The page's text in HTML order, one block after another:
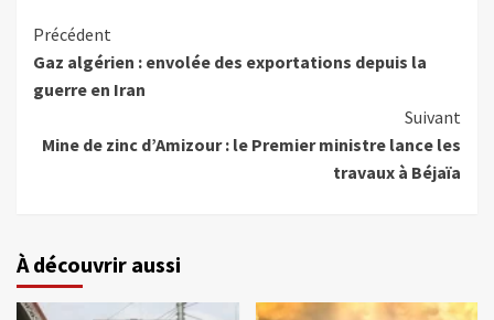
Précédent
Gaz algérien : envolée des exportations depuis la
guerre en Iran
Suivant
Mine de zinc d’Amizour : le Premier ministre lance les
travaux à Béjaïa
À découvrir aussi